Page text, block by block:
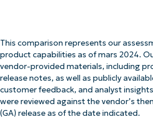
This comparison represents our
product capabilities as of mars 2024.
vendor-provided materials, including
release notes, as well as publicly
customer feedback, and analyst
were reviewed against the vendor’s
(GA) release as of the date indicated.